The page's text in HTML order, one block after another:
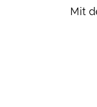
Mit